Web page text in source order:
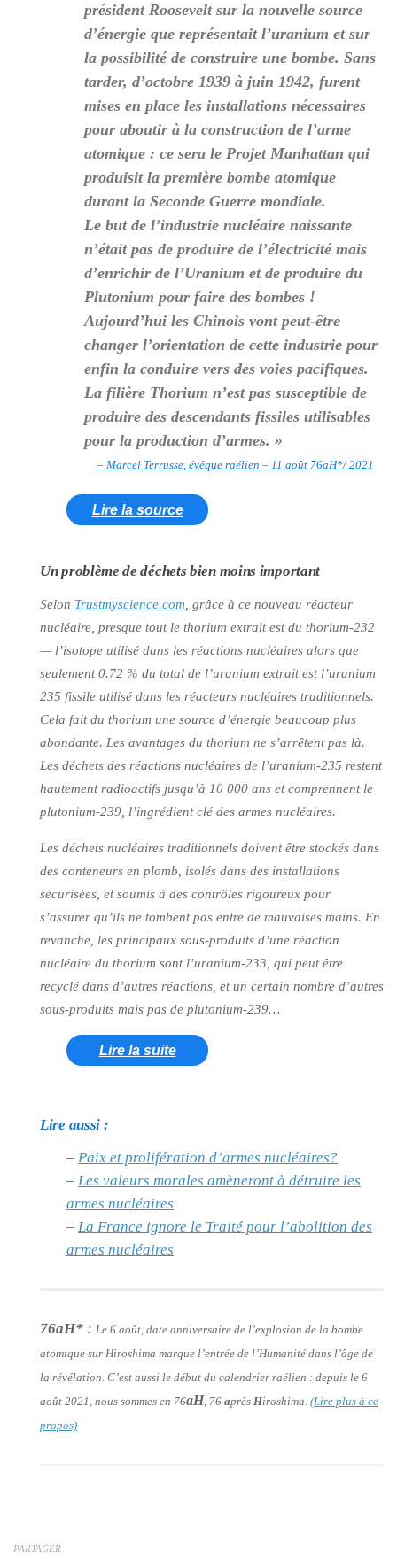
président Roosevelt sur la nouvelle source
d’énergie que représentait l’uranium et sur
la possibilité de construire une bombe. Sans
tarder, d’octobre 1939 à juin 1942, furent
mises en place les installations nécessaires
pour aboutir à la construction de l’arme
atomique : ce sera le Projet Manhattan qui
produisit la première bombe atomique
durant la Seconde Guerre mondiale.
Le but de l’industrie nucléaire naissante
n’était pas de produire de l’électricité mais
d’enrichir de l’Uranium et de produire du
Plutonium pour faire des bombes !
Aujourd’hui les Chinois vont peut-être
changer l’orientation de cette industrie pour
enfin la conduire vers des voies pacifiques.
La filière Thorium n’est pas susceptible de
produire des descendants fissiles utilisables
pour la production d’armes. »
– Marcel Terrusse, évêque raélien – 11 août 76aH*/ 2021
Lire la source
Un problème de déchets bien moins important
Selon Trustmyscience.com, grâce à ce nouveau réacteur
nucléaire, presque tout le thorium extrait est du thorium-232
— l’isotope utilisé dans les réactions nucléaires alors que
seulement 0.72 % du total de l’uranium extrait est l’uranium
235 fissile utilisé dans les réacteurs nucléaires traditionnels.
Cela fait du thorium une source d’énergie beaucoup plus
abondante. Les avantages du thorium ne s’arrêtent pas là.
Les déchets des réactions nucléaires de l’uranium-235 restent
hautement radioactifs jusqu’à 10 000 ans et comprennent le
plutonium-239, l’ingrédient clé des armes nucléaires.
Les déchets nucléaires traditionnels doivent être stockés dans
des conteneurs en plomb, isolés dans des installations
sécurisées, et soumis à des contrôles rigoureux pour
s’assurer qu’ils ne tombent pas entre de mauvaises mains. En
revanche, les principaux sous-produits d’une réaction
nucléaire du thorium sont l’uranium-233, qui peut être
recyclé dans d’autres réactions, et un certain nombre d’autres
sous-produits mais pas de plutonium-239…
Lire la suite
Lire aussi :
– Paix et prolifération d’armes nucléaires?
– Les valeurs morales amèneront à détruire les
armes nucléaires
– La France ignore le Traité pour l’abolition des
armes nucléaires
76aH* : Le 6 août, date anniversaire de l’explosion de la bombe
atomique sur Hiroshima marque l’entrée de l’Humanité dans l’âge de
la révélation. C’est aussi le début du calendrier raélien : depuis le 6
août 2021, nous sommes en 76aH, 76 après Hiroshima. (Lire plus à ce
propos)
PARTAGER